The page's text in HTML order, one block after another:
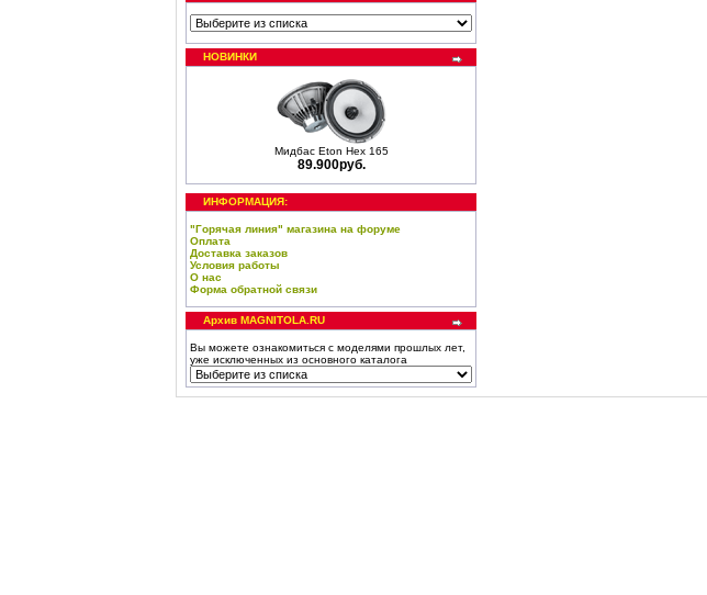
НОВИНКИ
Мидбас Eton Hex 165
89.900руб.
ИНФОРМАЦИЯ:
"Горячая линия" магазина на форуме
Оплата
Доставка заказов
Условия работы
О нас
Форма обратной связи
Архив MAGNITOLA.RU
Вы можете ознакомиться с моделями прошлых лет,
уже исключенных из основного каталога